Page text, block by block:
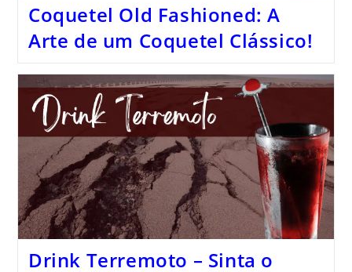
Coquetel Old Fashioned: A
Arte de um Coquetel Clássico!
Drink Terremoto – Sinta o